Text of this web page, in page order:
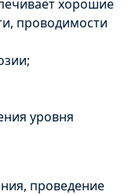
хорошие
проводимости
уровня
проведение